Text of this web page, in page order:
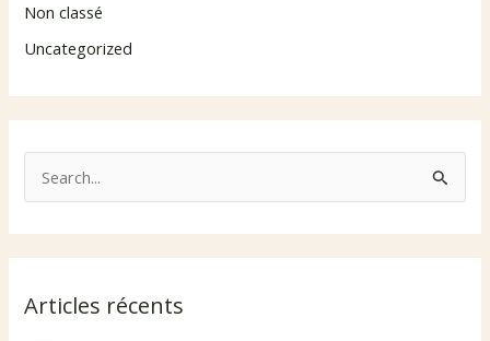
Non classé
Uncategorized
e
e
Articles récents